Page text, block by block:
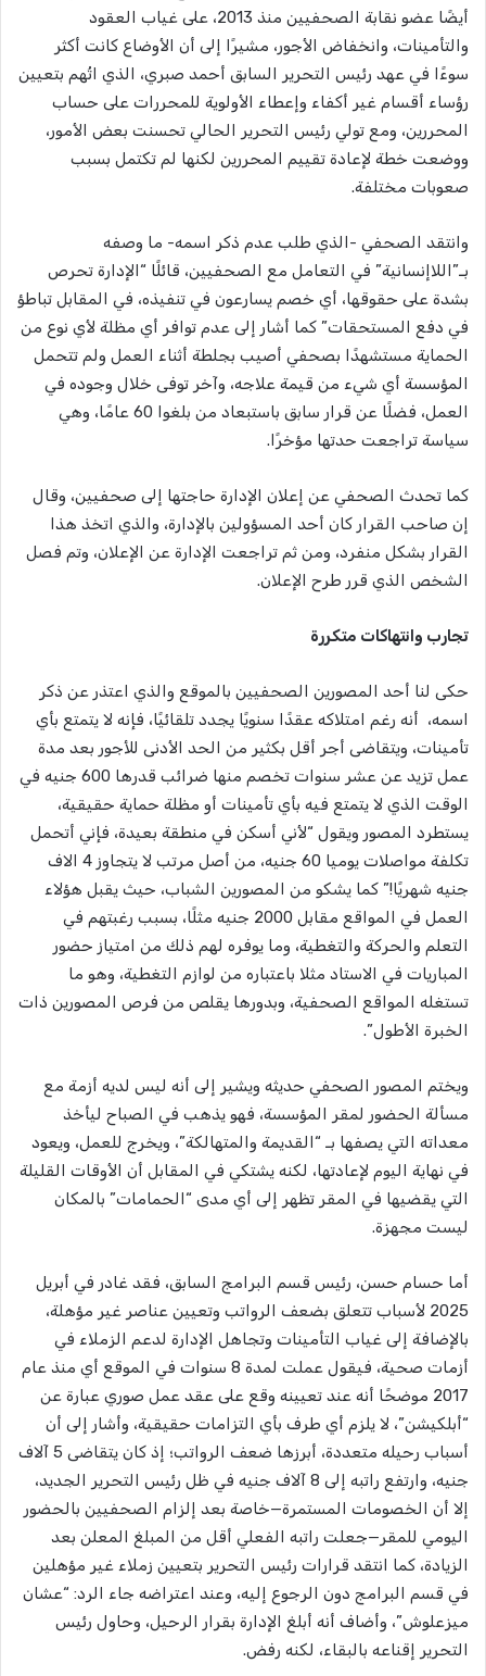
أيضًا عضو نقابة الصحفيين منذ 2013، على غياب العقود
والتأمينات، وانخفاض الأجور، مشيرًا إلى أن الأوضاع كانت أكثر
سوءًا في عهد رئيس التحرير السابق أحمد صبري، الذي اتُهم بتعيين
رؤساء أقسام غير أكفاء وإعطاء الأولوية للمحررات على حساب
المحررين، ومع تولي رئيس التحرير الحالي تحسنت بعض الأمور،
ووضعت خطة لإعادة تقييم المحررين لكنها لم تكتمل بسبب
صعوبات مختلفة.
وانتقد الصحفي -الذي طلب عدم ذكر اسمه- ما وصفه
بـ”اللاإنسانية” في التعامل مع الصحفيين، قائلًا “الإدارة تحرص
بشدة على حقوقها، أي خصم يسارعون في تنفيذه، في المقابل تباطؤ
في دفع المستحقات” كما أشار إلى عدم توافر أي مظلة لأي نوع من
الحماية مستشهدًا بصحفي أصيب بجلطة أثناء العمل ولم تتحمل
المؤسسة أي شيء من قيمة علاجه، وآخر توفى خلال وجوده في
العمل، فضلًا عن قرار سابق باستبعاد من بلغوا 60 عامًا، وهي
سياسة تراجعت حدتها مؤخرًا.
كما تحدث الصحفي عن إعلان الإدارة حاجتها إلى صحفيين، وقال
إن صاحب القرار كان أحد المسؤولين بالإدارة، والذي اتخذ هذا
القرار بشكل منفرد، ومن ثم تراجعت الإدارة عن الإعلان، وتم فصل
الشخص الذي قرر طرح الإعلان.
تجارب وانتهاكات متكررة
حكى لنا أحد المصورين الصحفيين بالموقع والذي اعتذر عن ذكر
اسمه، أنه رغم امتلاكه عقدًا سنويًا يجدد تلقائيًا، فإنه لا يتمتع بأي
تأمينات، ويتقاضى أجر أقل بكثير من الحد الأدنى للأجور بعد مدة
عمل تزيد عن عشر سنوات تخصم منها ضرائب قدرها 600 جنيه في
الوقت الذي لا يتمتع فيه بأي تأمينات أو مظلة حماية حقيقية،
يستطرد المصور ويقول “لأني أسكن في منطقة بعيدة، فإني أتحمل
تكلفة مواصلات يوميا 60 جنيه، من أصل مرتب لا يتجاوز 4 الاف
جنيه شهريًا!” كما يشكو من المصورين الشباب، حيث يقبل هؤلاء
العمل في المواقع مقابل 2000 جنيه مثلًا، بسبب رغبتهم في
التعلم والحركة والتغطية، وما يوفره لهم ذلك من امتياز حضور
المباريات في الاستاد مثلا باعتباره من لوازم التغطية، وهو ما
تستغله المواقع الصحفية، وبدورها يقلص من فرص المصورين ذات
الخبرة الأطول”.
ويختم المصور الصحفي حديثه ويشير إلى أنه ليس لديه أزمة مع
مسألة الحضور لمقر المؤسسة، فهو يذهب في الصباح ليأخذ
معداته التي يصفها بـ “القديمة والمتهالكة”، ويخرج للعمل، ويعود
في نهاية اليوم لإعادتها، لكنه يشتكي في المقابل أن الأوقات القليلة
التي يقضيها في المقر تظهر إلى أي مدى “الحمامات” بالمكان
ليست مجهزة.
أما حسام حسن، رئيس قسم البرامج السابق، فقد غادر في أبريل
2025 لأسباب تتعلق بضعف الرواتب وتعيين عناصر غير مؤهلة،
بالإضافة إلى غياب التأمينات وتجاهل الإدارة لدعم الزملاء في
أزمات صحية، فيقول عملت لمدة 8 سنوات في الموقع أي منذ عام
2017 موضحًا أنه عند تعيينه وقع على عقد عمل صوري عبارة عن
“أبلكيشن”، لا يلزم أي طرف بأي التزامات حقيقية، وأشار إلى أن
أسباب رحيله متعددة، أبرزها ضعف الرواتب؛ إذ كان يتقاضى 5 آلاف
جنيه، وارتفع راتبه إلى 8 آلاف جنيه في ظل رئيس التحرير الجديد،
إلا أن الخصومات المستمرة—خاصة بعد إلزام الصحفيين بالحضور
اليومي للمقر—جعلت راتبه الفعلي أقل من المبلغ المعلن بعد
الزيادة، كما انتقد قرارات رئيس التحرير بتعيين زملاء غير مؤهلين
في قسم البرامج دون الرجوع إليه، وعند اعتراضه جاء الرد: “عشان
ميزعلوش”، وأضاف أنه أبلغ الإدارة بقرار الرحيل، وحاول رئيس
التحرير إقناعه بالبقاء، لكنه رفض.